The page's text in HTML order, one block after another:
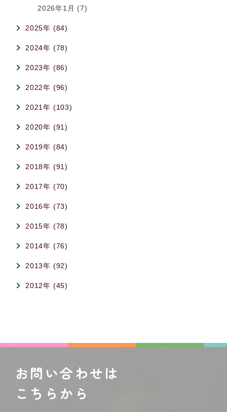
2026年1月 (7)
2025年 (84)
2024年 (78)
2023年 (86)
2022年 (96)
2021年 (103)
2020年 (91)
2019年 (84)
2018年 (91)
2017年 (70)
2016年 (73)
2015年 (78)
2014年 (76)
2013年 (92)
2012年 (45)
お問い合わせは
こちらから